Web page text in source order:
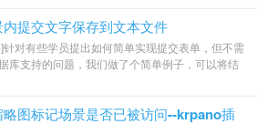
提交文字保存到文本文件
]针对有些学员提出如何简单实现提交表单，但不需
库支持的问题，我们做了个简单例子，可以将结
略图标记场景是否已被访问--krpano插